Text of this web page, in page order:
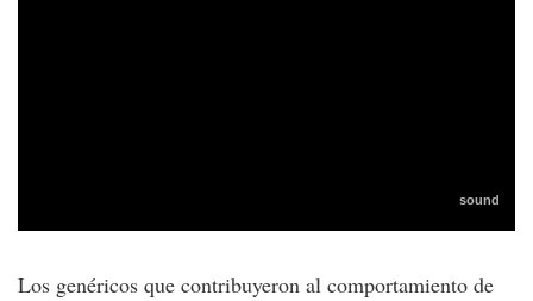
Los genéricos que contribuyeron al comportamiento de